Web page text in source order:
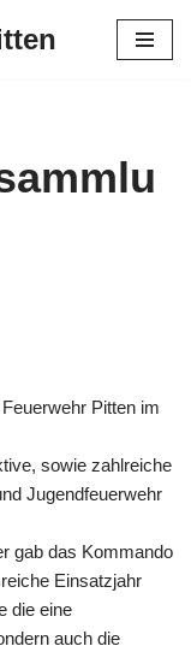
Pitten im
sowie zahlreiche
Jugendfeuerwehr
gab das Kommando
Einsatzjahr
die eine
auch die